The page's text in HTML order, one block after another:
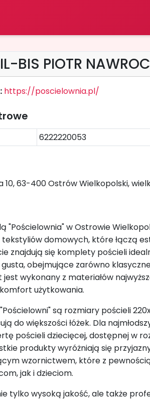
BIS PIOTR
https://poscielownia.pl/
6222220053
10, 63-400 Ostrów Wielkopolski,
"Pościelownia" w Ostrowie
domowych, które łączą
znajdują się komplety pościeli
obejmujące zarówno
jest wykonany z materiałów
użytkowania.
są rozmiary pościeli
do większości łóżek. Dla
pościeli dziecięcej, dostępnej w
produkty wyróżniają się
wzornictwem, które z
jak i dzieciom.
tylko wysoką jakość, ale także